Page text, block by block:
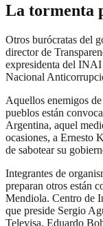
La tormenta
Otros burócratas del
director de
expresidenta del
Nacional
Aquellos enemigos
pueblos están
Argentina, aquel
ocasiones, a Ernesto
de sabotear su
Integrantes de
preparan otros están
Mendiola. Centro de
que preside Sergio
Televisa, Eduardo